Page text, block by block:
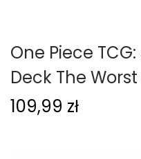
One Piece
Deck The
109,99 zł